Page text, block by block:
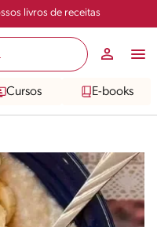
livros de receitas
Cursos E-books